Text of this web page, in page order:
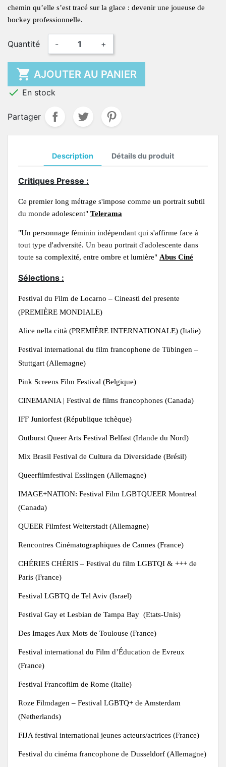
chemin qu’elle s’est tracé sur la glace : devenir une joueuse de
hockey professionnelle.
Quantité - +
 AJOUTER AU PANIER
 En stock
Partager
Description Détails du produit
Critiques Presse :
Ce premier long métrage s'impose comme un portrait subtil
du monde adolescent" Telerama
"Un personnage féminin indépendant qui s'affirme face à
tout type d'adversité. Un beau portrait d'adolescente dans
toute sa complexité, entre ombre et lumière" Abus Ciné
Sélections :
Festival du Film de Locarno – Cineasti del presente
(PREMIÈRE MONDIALE)
Alice nella città (PREMIÈRE INTERNATIONALE) (Italie)
Festival international du film francophone de Tübingen –
Stuttgart (Allemagne)
Pink Screens Film Festival (Belgique)
CINEMANIA | Festival de films francophones (Canada)
IFF Juniorfest (République tchèque)
Outburst Queer Arts Festival Belfast (Irlande du Nord)
Mix Brasil Festival de Cultura da Diversidade (Brésil)
Queerfilmfestival Esslingen (Allemagne)
IMAGE+NATION: Festival Film LGBTQUEER Montreal
(Canada)
QUEER Filmfest Weiterstadt (Allemagne)
Rencontres Cinématographiques de Cannes (France)
CHÉRIES CHÉRIS – Festival du film LGBTQI & +++ de
Paris (France)
Festival LGBTQ de Tel Aviv (Israel)
Festival Gay et Lesbian de Tampa Bay (Etats-Unis)
Des Images Aux Mots de Toulouse (France)
Festival international du Film d’Éducation de Evreux
(France)
Festival Francofilm de Rome (Italie)
Roze Filmdagen – Festival LGBTQ+ de Amsterdam
(Netherlands)
FIJA festival international jeunes acteurs/actrices (France)
Festival du cinéma francophone de Dusseldorf (Allemagne)